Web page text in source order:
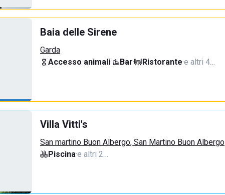
Baia delle Sirene
Garda
Accesso animali· Bar· Ristorante·e altri 4…
Villa Vitti's
San martino Buon Albergo, San Martino Buon Albergo
Piscina·e altri 2…